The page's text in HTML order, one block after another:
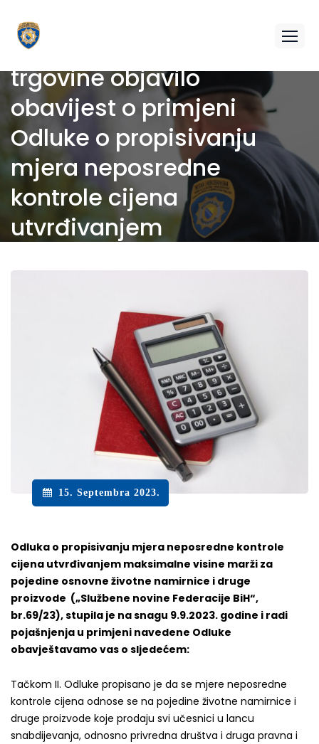
Federalno ministarstvo
trgovine objavilo
obavijest o primjeni
Odluke o propisivanju
mjera neposredne
kontrole cijena
utvrđivanjem
15. Septembra 2023.
Odluka o propisivanju mjera neposredne kontrole
cijena utvrđivanjem maksimalne visine marži za
pojedine osnovne životne namirnice i druge
proizvode („Službene novine Federacije BiH“,
br.69/23), stupila je na snagu 9.9.2023. godine i radi
pojašnjenja u primjeni navedene Odluke
obavještavamo vas o sljedećem:
Tačkom II. Odluke propisano je da se mjere neposredne
kontrole cijena odnose se na pojedine životne namirnice i
druge proizvode koje prodaju svi učesnici u lancu
snabdijevanja, odnosno privredna društva i druga pravna i